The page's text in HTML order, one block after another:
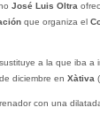
José Luis Oltra
que organiza el
a la que iba a
diciembre en Xàtiva(
con una